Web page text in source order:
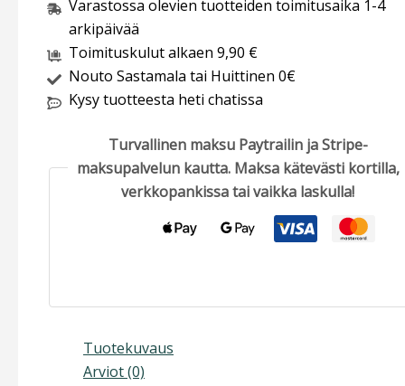
Varastossa olevien tuotteiden toimitusaika 1-4
arkipäivää
Toimituskulut alkaen 9,90 €
Nouto Sastamala tai Huittinen 0€
Kysy tuotteesta heti chatissa
Turvallinen maksu Paytrailin ja Stripe-
maksupalvelun kautta. Maksa kätevästi kortilla,
verkkopankissa tai vaikka laskulla!
Tuotekuvaus
Arviot (0)